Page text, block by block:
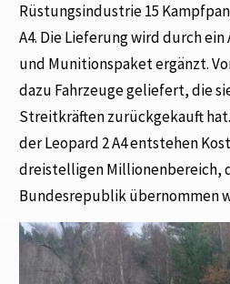
Rüstungsindustrie 15
A4. Die Lieferung wird durch
und Munitionspaket ergänzt.
dazu Fahrzeuge geliefert, die
Streitkräften zurückgekauft
der Leopard 2 A4 entstehen
dreistelligen Millionenbereich,
Bundesrepublik übernommen